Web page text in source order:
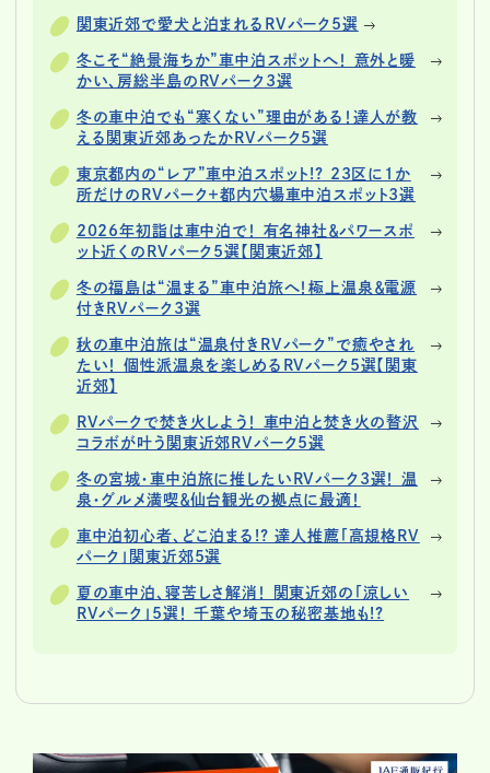
関東近郊で愛犬と泊まれるRVパーク5選
冬こそ“絶景海ちか”車中泊スポットへ！ 意外と暖
かい、房総半島のRVパーク3選
冬の車中泊でも“寒くない”理由がある！達人が教
える関東近郊あったかRVパーク5選
東京都内の“レア”車中泊スポット!? 23区に1か
所だけのRVパーク＋都内穴場車中泊スポット3選
2026年初詣は車中泊で！ 有名神社＆パワースポ
ット近くのRVパーク5選【関東近郊】
冬の福島は“温まる”車中泊旅へ！極上温泉＆電源
付きRVパーク3選
秋の車中泊旅は“温泉付きRVパーク”で癒やされ
たい！ 個性派温泉を楽しめるRVパーク5選【関東
近郊】
RVパークで焚き火しよう！ 車中泊と焚き火の贅沢
コラボが叶う関東近郊RVパーク5選
冬の宮城・車中泊旅に推したいRVパーク3選！ 温
泉・グルメ満喫＆仙台観光の拠点に最適！
車中泊初心者、どこ泊まる!? 達人推薦「高規格RV
パーク」関東近郊5選
夏の車中泊、寝苦しさ解消！ 関東近郊の「涼しい
RVパーク」5選！ 千葉や埼玉の秘密基地も!?